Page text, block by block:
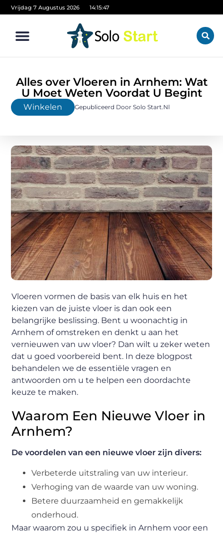
Vrijdag 7 Augustus 2026 14:15:49
Alles over Vloeren in Arnhem: Wat
U Moet Weten Voordat U Begint
Winkelen Gepubliceerd Door Solo Start.nl
Vloeren vormen de basis van elk huis en het
kiezen van de juiste vloer is dan ook een
belangrijke beslissing. Bent u woonachtig in
Arnhem of omstreken en denkt u aan het
vernieuwen van uw vloer? Dan wilt u zeker weten
dat u goed voorbereid bent. In deze blogpost
behandelen we de essentiële vragen en
antwoorden om u te helpen een doordachte
keuze te maken.
Waarom Een Nieuwe Vloer in
Arnhem?
De voordelen van een nieuwe vloer zijn divers:
Verbeterde uitstraling van uw interieur.
Verhoging van de waarde van uw woning.
Betere duurzaamheid en gemakkelijk
onderhoud.
Maar waarom zou u specifiek in Arnhem voor een